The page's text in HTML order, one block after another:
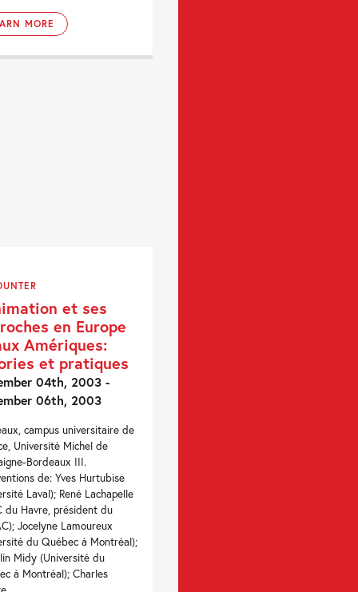
MORE
et ses
en Europe
Amériques:
et pratiques
04th, 2003 -
06th, 2003
campus universitaire de
Université Michel de
Bordeaux III.
de: Yves Hurtubise
Laval); René Lachapelle
du Havre, président du
Jocelyne Lamoureux
du Québec à Montréal);
Midy (Université du
à Montréal); Charles